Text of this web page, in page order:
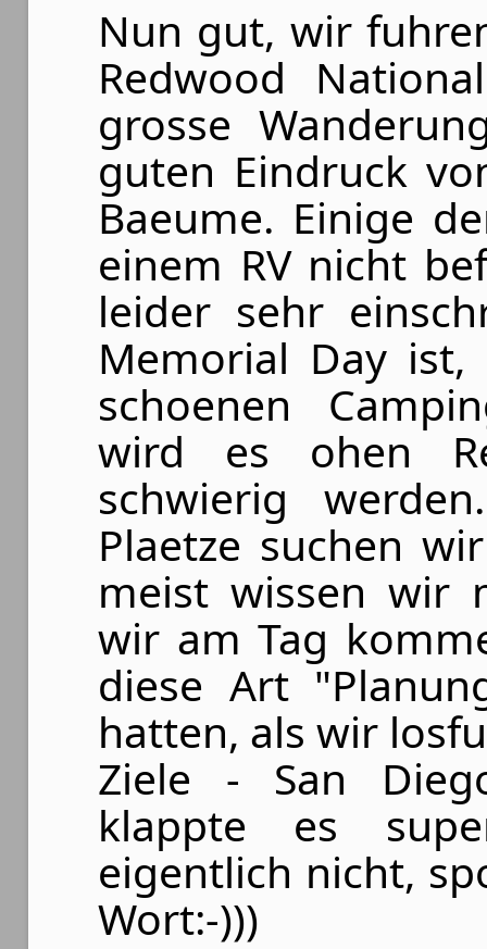
Nun gut, wir
Redwood
grosse
guten Eindruck
Baeume. Einige
einem RV nicht
leider sehr
Memorial Day
schoenen
wird es ohen
schwierig
Plaetze suchen
meist wissen wir
wir am Tag
diese Art
hatten, als wir
Ziele - San
klappte es
eigentlich nicht,
Wort:-)))